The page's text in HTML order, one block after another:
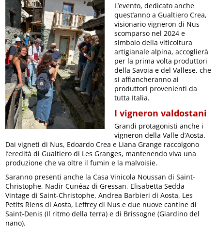
L’evento, dedicato anche
quest’anno a Gualtiero Crea,
visionario vigneron di Nus
scomparso nel 2024 e
simbolo della viticoltura
artigianale alpina, accoglierà
per la prima volta produttori
della Savoia e del Vallese, che
si affiancheranno ai
produttori provenienti da
tutta Italia.
I vigneron valdostani
Grandi protagonisti anche i
vigneron della Valle d’Aosta.
Dai vigneti di Nus, Edoardo Crea e Liana Grange raccolgono
l’eredità di Gualtiero di Les Granges, mantenendo viva una
produzione che va oltre il fumin e la malvoisie.
Saranno presenti anche la Casa Vinicola Noussan di Saint-
Christophe, Nadir Cunéaz di Gressan, Elisabetta Sedda –
Vintage di Saint-Christophe, Andrea Barbieri di Aosta, Les
Petits Riens di Aosta, Leffrey di Nus e due nuove cantine di
Saint-Denis (Il ritmo della terra) e di Brissogne (Giardino del
nano).